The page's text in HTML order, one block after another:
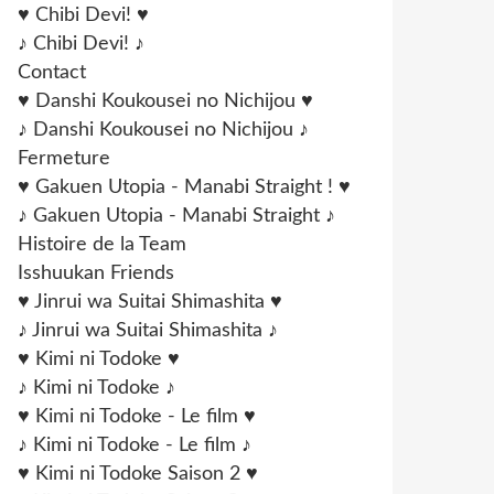
♥ Chibi Devi! ♥
♪ Chibi Devi! ♪
Contact
♥ Danshi Koukousei no Nichijou ♥
♪ Danshi Koukousei no Nichijou ♪
Fermeture
♥ Gakuen Utopia - Manabi Straight ! ♥
♪ Gakuen Utopia - Manabi Straight ♪
Histoire de la Team
Isshuukan Friends
♥ Jinrui wa Suitai Shimashita ♥
♪ Jinrui wa Suitai Shimashita ♪
♥ Kimi ni Todoke ♥
♪ Kimi ni Todoke ♪
♥ Kimi ni Todoke - Le film ♥
♪ Kimi ni Todoke - Le film ♪
♥ Kimi ni Todoke Saison 2 ♥